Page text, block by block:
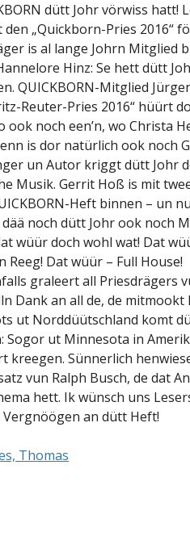
dütt Johr vörwiss hatt!
„Quickborn-Pries 2016“
is al lange Johrn Mitglied
Hinz: Se hett dütt
QUICKBORN-Mitglied
Reuter-Pries 2016“ hüürt
noch een’n, wo Christa
is dor natürlich ook noch
un Autor kriggt dütt Johr
Musik. Gerrit Hoß is mit
Heft binnen – un
noch dütt Johr ook noch
wüür doch wohl wat! Dat
Reeg! Dat wüür – Full House!
graleert all Priesdrägers
Dank an all de, de mitmookt
ut Norddüütschland komt
Sogor ut Minnesota in
kreegen. Sünnerlich
vun Ralph Busch, de dat
hett. Ik wünsch uns
an dütt Heft!
Thomas